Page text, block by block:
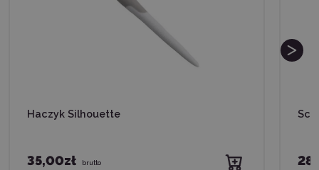
Haczyk Silhouette
35,00zł brutto